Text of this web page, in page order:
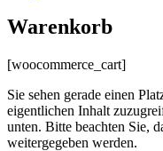
Warenkorb
[woocommerce_cart]
Sie sehen gerade einen
eigentlichen Inhalt
unten. Bitte beachten Sie,
weitergegeben werden.